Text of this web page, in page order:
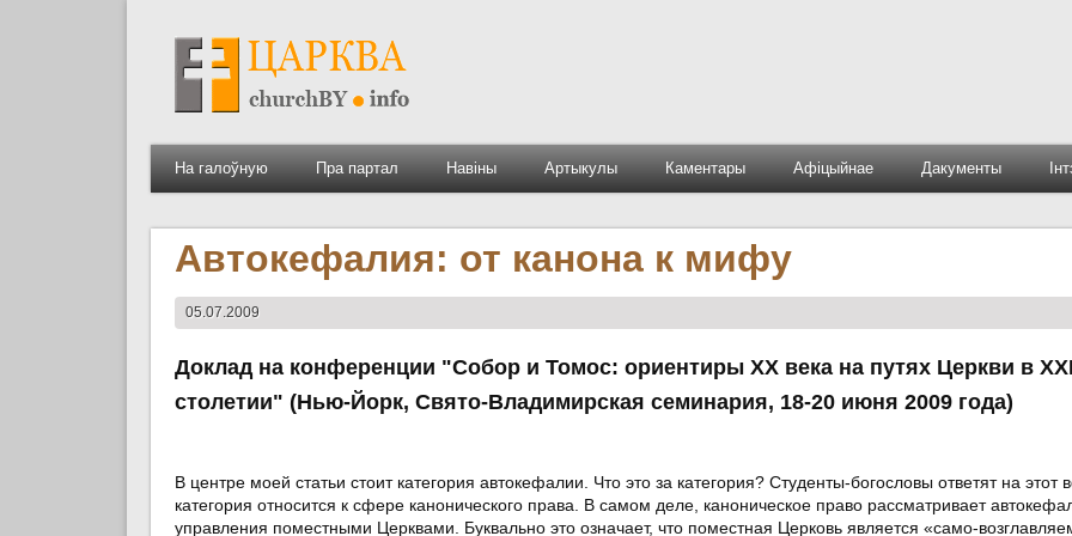
На галоўную Пра партал Навіны Артыкулы Каментары Афіцыйнае Дакументы
Автокефалия: от канона к мифу
05.07.2009
Доклад на конференции "Собор и Томос: ориентиры ХХ века на путях Церкви в ХХІ
столетии" (Нью-Йорк, Свято-Владимирская семинария, 18-20 июня 2009 года)
В центре моей статьи стоит категория автокефалии. Что это за категория? Студенты-богословы ответят на этот
категория относится к сфере канонического права. В самом деле, каноническое право рассматривает
управления поместными Церквами. Буквально это означает, что поместная Церковь является «само-